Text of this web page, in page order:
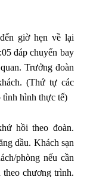
giờ hẹn về lại
đáp chuyến bay
Trưởng đoàn
(Thứ tự các
tình hình thực tế)
hồi theo đoàn.
dầu. Khách sạn
phòng nếu cần
theo chương trình.